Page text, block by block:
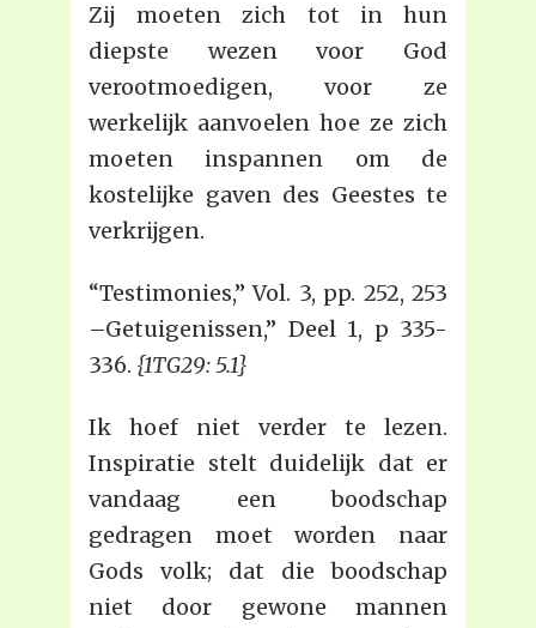
Zij moeten zich tot in hun
diepste wezen voor God
verootmoedigen, voor ze
werkelijk aanvoelen hoe ze zich
moeten inspannen om de
kostelijke gaven des Geestes te
verkrijgen.
“Testimonies,” Vol. 3, pp. 252, 253
–Getuigenissen,” Deel 1, p 335-
336. {1TG29: 5.1}
Ik hoef niet verder te lezen.
Inspiratie stelt duidelijk dat er
vandaag een boodschap
gedragen moet worden naar
Gods volk; dat die boodschap
niet door gewone mannen